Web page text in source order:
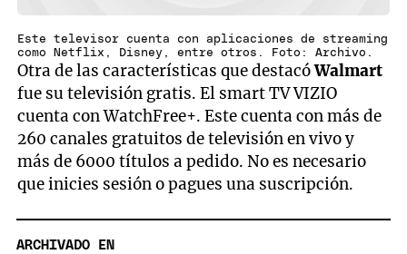
Este televisor cuenta con aplicaciones de streaming
como Netflix, Disney, entre otros. Foto: Archivo.
Otra de las características que destacóWalmart
fue su televisión gratis. El smart TV VIZIO
cuenta con WatchFree+. Este cuenta con más de
260 canales gratuitos de televisión en vivo y
más de 6000 títulos a pedido. No es necesario
que inicies sesión o pagues una suscripción.
ARCHIVADO EN